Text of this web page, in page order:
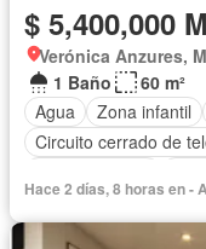
$ 5,400,000
Verónica Anzures,
1 Baño
60 m²
Agua
Zona infantil
Circuito cerrado de
Elevador
Internet
Hace 2 días, 8 horas en -